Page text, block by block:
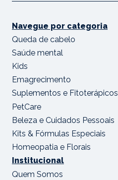
Navegue por categoria
Queda de cabelo
Saúde mental
Kids
Emagrecimento
Suplementos e Fitoterápicos
PetCare
Beleza e Cuidados Pessoais
Kits & Fórmulas Especiais
Homeopatia e Florais
Institucional
Quem Somos